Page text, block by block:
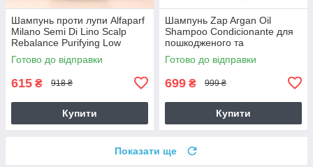
Шампунь проти лупи Alfaparf
Milano Semi Di Lino Scalp
Rebalance Purifying Low
Shampoo, 250 мл
Готово до відправки
615 ₴ 918 ₴
Купити
Шампунь Zap Argan Oil
Shampoo Condicionante для
пошкодженого та
фарбованого волосся, 1000
мл (заводська)
Готово до відправки
699 ₴ 999 ₴
Купити
Показати ще